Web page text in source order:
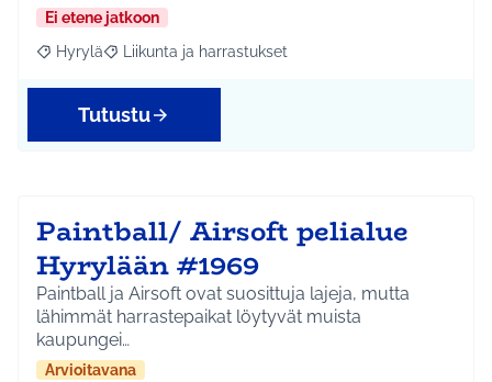
Ei etene jatkoon
Rajaa tulokset aihepiirin mukaan: Hyrylä
Hyrylä Rajaa tulokset teeman mukaan: Liikunta ja
Liikunta ja harrastukset
Tutustu
Paintball/ Airsoft pelialue
Hyrylään #1969
Paintball ja Airsoft ovat suosittuja lajeja, mutta
lähimmät harrastepaikat löytyvät muista
kaupungei…
Arvioitavana